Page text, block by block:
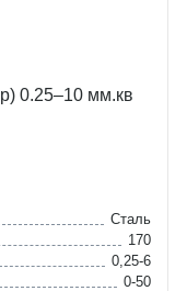
0.25–10 мм.кв
Сталь
170
0,25-6
0-50